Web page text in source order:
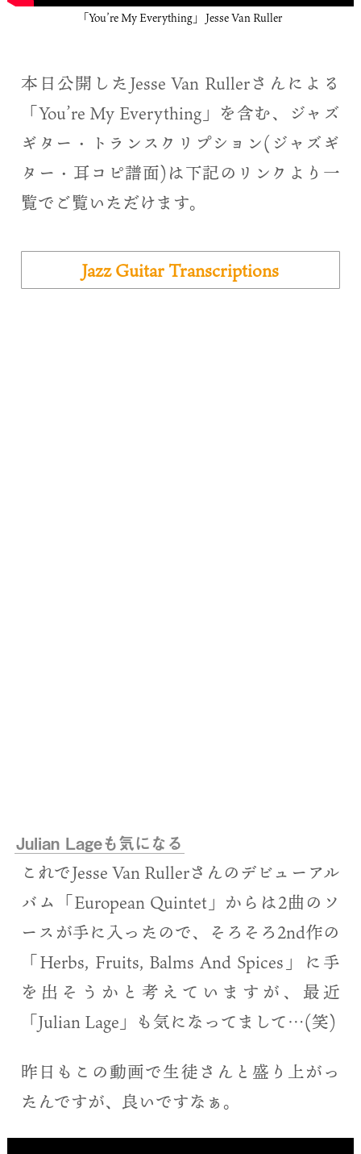
「You’re My Everything」 Jesse Van Ruller
本日公開したJesse Van Rullerさんによる
「You’re My Everything」を含む、ジャズ
ギター・トランスクリプション(ジャズギ
ター・耳コピ譜面)は下記のリンクより一
覧でご覧いただけます。
Jazz Guitar Transcriptions
Julian Lageも気になる
これでJesse Van Rullerさんのデビューアル
バム「European Quintet」からは2曲のソ
ースが手に入ったので、そろそろ2nd作の
「Herbs, Fruits, Balms And Spices」に手
を出そうかと考えていますが、最近
「Julian Lage」も気になってまして…(笑)
昨日もこの動画で生徒さんと盛り上がっ
たんですが、良いですなぁ。